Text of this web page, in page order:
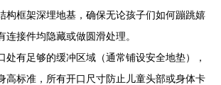
构框架深埋地基，确保无论孩子们如何蹦跳嬉
连接件均隐藏或做圆滑处理。
处有足够的缓冲区域（通常铺设安全地垫），
高标准，所有开口尺寸防止儿童头部或身体卡